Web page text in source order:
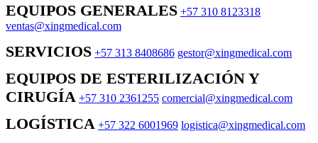
EQUIPOS GENERALES +57 310 8123318
ventas@xingmedical.com
SERVICIOS +57 313 8408686 gestor@xingmedical.com
EQUIPOS DE ESTERILIZACIÓN Y
CIRUGÍA +57 310 2361255 comercial@xingmedical.com
LOGÍSTICA +57 322 6001969 logistica@xingmedical.com